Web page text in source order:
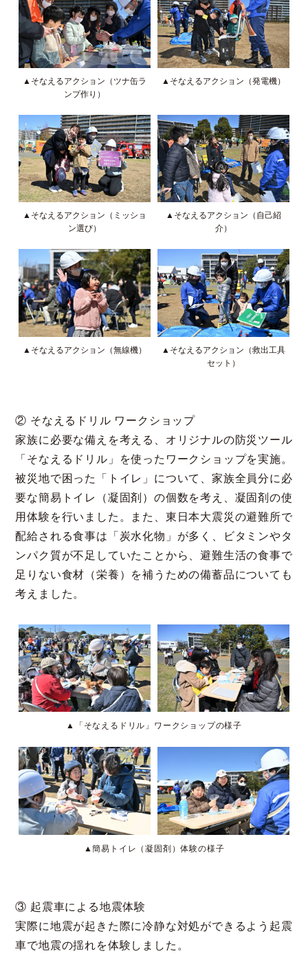
▲そなえるアクション（ツナ缶ラ
ンプ作り）
▲そなえるアクション（発電機）
▲そなえるアクション（ミッショ
ン選び）
▲そなえるアクション（自己紹
介）
▲そなえるアクション（無線機）
▲そなえるアクション（救出工具
セット）
② そなえるドリル ワークショップ
家族に必要な備えを考える、オリジナルの防災ツール
「そなえるドリル」を使ったワークショップを実施。
被災地で困った「トイレ」について、家族全員分に必
要な簡易トイレ（凝固剤）の個数を考え、凝固剤の使
用体験を行いました。また、東日本大震災の避難所で
配給される食事は「炭水化物」が多く、ビタミンやタ
ンパク質が不足していたことから、避難生活の食事で
足りない食材（栄養）を補うための備蓄品についても
考えました。
▲「そなえるドリル」ワークショップの様子
▲簡易トイレ（凝固剤）体験の様子
③ 起震車による地震体験
実際に地震が起きた際に冷静な対処ができるよう起震
車で地震の揺れを体験しました。